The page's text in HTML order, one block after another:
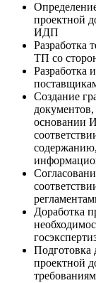
проектной
ИДП
Разработка
ТП со
Разработка
Создание
основании
Доработка
Подготовка
проектной